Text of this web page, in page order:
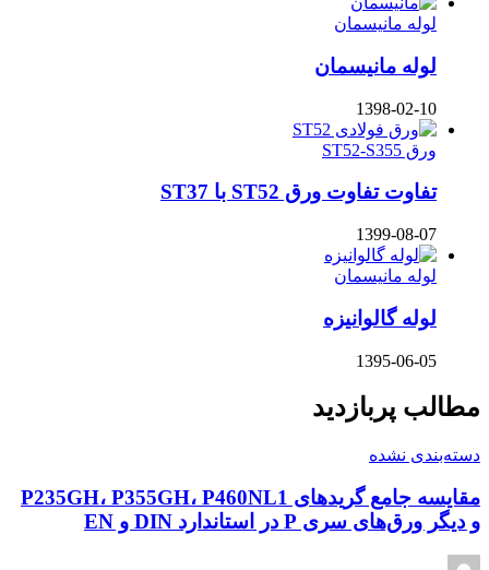
لوله مانیسمان
لوله مانیسمان
1398-02-10
ورق ST52-S355
تفاوت تفاوت ورق ST52 با ST37
1399-08-07
لوله مانیسمان
لوله گالوانیزه
1395-06-05
مطالب پربازدید
دسته‌بندی نشده
مقایسه جامع گریدهای P235GH، P355GH، P460NL1
و دیگر ورق‌های سری P در استاندارد DIN و EN